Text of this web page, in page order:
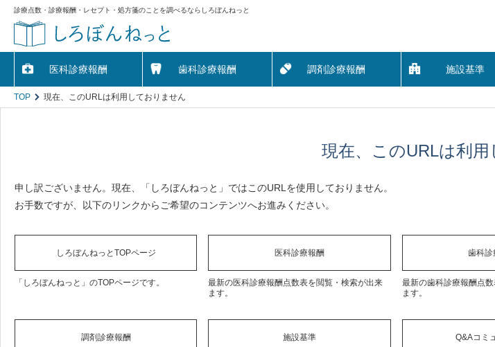
診療点数・診療報酬・レセプト・処方箋のことを調べるならしろぼんねっと
医科診療報酬 歯科診療報酬 調剤診療報酬 施設基準
TOP 現在、このURLは利用しておりません
現在、このURLは利
申し訳ございません。現在、「しろぼんねっと」ではこのURLを使用しておりません。
お手数ですが、以下のリンクからご希望のコンテンツへお進みください。
しろぼんねっとTOPページ
「しろぼんねっと」のTOPページです。
医科診療報酬
最新の医科診療報酬点数表を閲覧・検索が出来
ます。
歯科診
最新の歯科診療報酬点
ます。
調剤診療報酬 施設基準 Q&Aコミ